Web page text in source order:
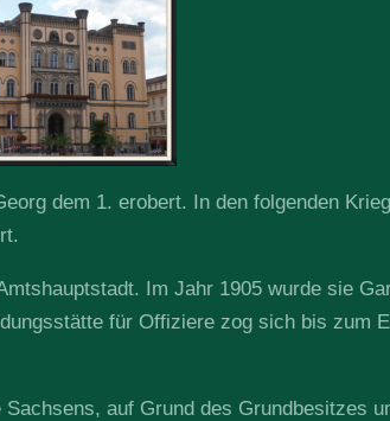
dem 1. erobert. In den folgenden
Im Jahr 1905 wurde sie
für Offiziere zog sich bis zum
auf Grund des Grundbesitzes